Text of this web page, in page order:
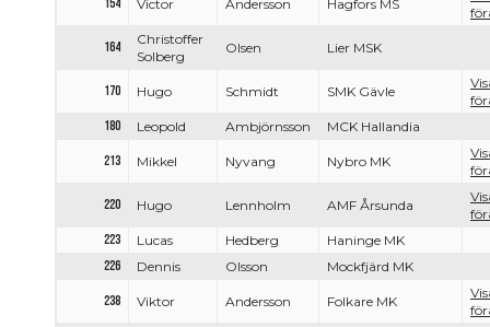
154 Victor Andersson Hagfors MS
164
Christoffer
Solberg
Olsen Lier MSK
170 Hugo Schmidt SMK Gävle
180
Leopold Ambjörnsson MCK Hallandia
213 Mikkel Nyvang Nybro MK
220 Hugo Lennholm AMF Årsunda
223
Lucas Hedberg
Haninge MK
226
Dennis Olsson Mockfjärd MK
238 Viktor Andersson Folkare MK